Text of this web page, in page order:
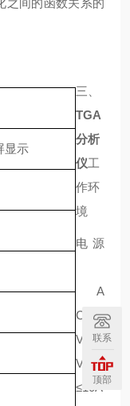
之间的函数关系的
显示
三、
TGA
分析
仪工
作环
境
电源
A
C220
V±10
V
≤10A
联系
顶部